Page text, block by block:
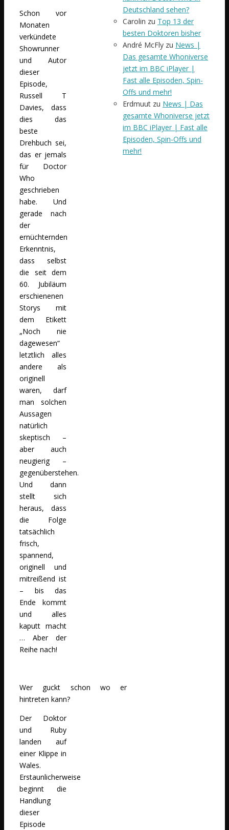
Schon vor
Monaten
verkündete
Showrunner
und Autor
dieser
Episode,
Russell T
Davies, dass
dies das
beste
Drehbuch sei,
das er jemals
für Doctor
Who
geschrieben
habe. Und
gerade nach
der
ernüchternden
Erkenntnis,
dass selbst
die seit dem
60. Jubiläum
erschienenen
Storys mit
dem Etikett
„Noch nie
dagewesen“
letztlich alles
andere als
originell
waren, darf
man solchen
Aussagen
natürlich
skeptisch –
aber auch
neugierig –
gegenüberstehen.
Und dann
stellt sich
heraus, dass
die Folge
tatsächlich
frisch,
spannend,
originell und
mitreißend ist
– bis das
Ende kommt
und alles
kaputt macht
… Aber der
Reihe nach!
Wer guckt schon wo er
hintreten kann?
Der Doktor
und Ruby
landen auf
einer Klippe in
Wales.
Erstaunlicherweise
beginnt die
Handlung
dieser
Episode
Deutschland sehen?
Carolin zu Top 13 der
besten Doktoren bisher
André McFly zu News |
Das gesamte Whoniverse
jetzt im BBC iPlayer |
Fast alle Episoden, Spin-
Offs und mehr!
Erdmuut zu News | Das
gesamte Whoniverse jetzt
im BBC iPlayer | Fast alle
Episoden, Spin-Offs und
mehr!